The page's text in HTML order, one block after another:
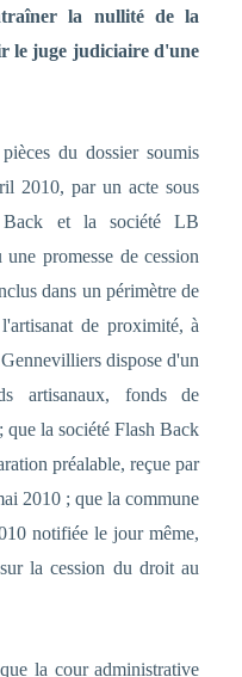
la nullité de la
le juge judiciaire d'une
du dossier soumis
2010, par un acte sous
et la société LB
promesse de cession
dans un périmètre de
de proximité, à
dispose d'un
artisanaux, fonds de
la société Flash Back
préalable, reçue par
2010 ; que la commune
notifiée le jour même,
la cession du droit au
la cour administrative